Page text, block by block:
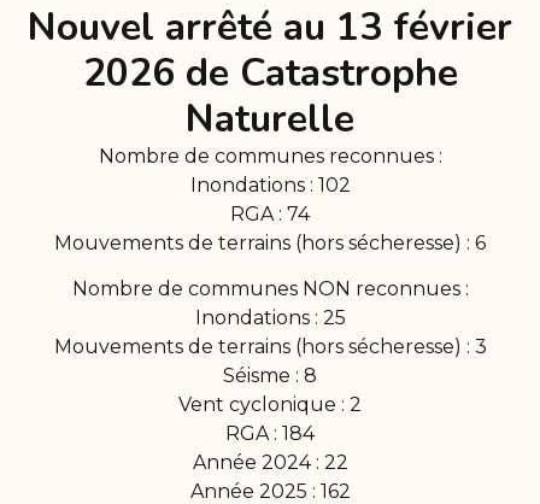
Nouvel arrêté au 13 février
2026 de Catastrophe
Naturelle
Nombre de communes reconnues :
Inondations : 102
RGA : 74
Mouvements de terrains (hors sécheresse) : 6
Nombre de communes NON reconnues :
Inondations : 25
Mouvements de terrains (hors sécheresse) : 3
Séisme : 8
Vent cyclonique : 2
RGA : 184
Année 2024 : 22
Année 2025 : 162